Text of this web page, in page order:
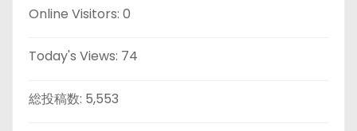
Online Visitors: 0
Today's Views: 74
総投稿数: 5,553